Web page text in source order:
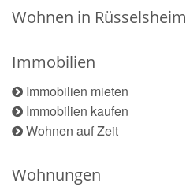
Wohnen in Rüsselsheim
Immobilien
Immobilien mieten
Immobilien kaufen
Wohnen auf Zeit
Wohnungen